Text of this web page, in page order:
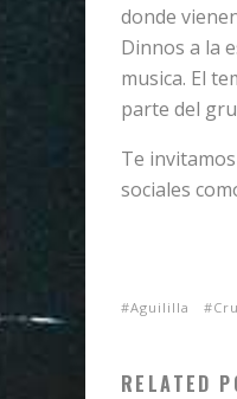
donde
Dinnos a la
musica. El
parte del
Te
sociales
Aguililla
RELATED